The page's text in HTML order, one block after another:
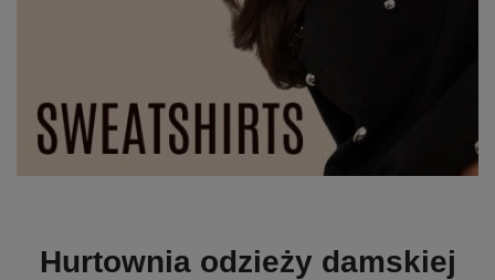
Hurtownia odzieży damskiej